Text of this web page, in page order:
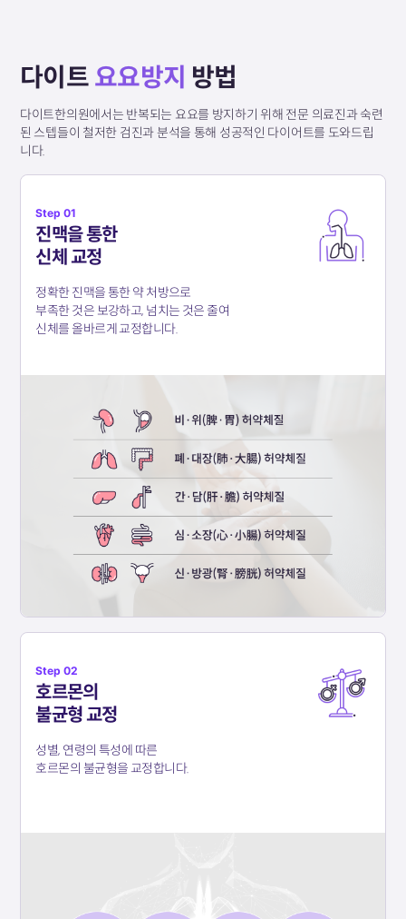
다이트 요요방지 방법
다이트한의원에서는 반복되는 요요를 방지하기 위해 전문 의료진과 숙련
된 스텝들이 철저한 검진과 분석을 통해 성공적인 다이어트를 도와드립
니다.
Step 01
진맥을 통한
신체 교정
정확한 진맥을 통한 약 처방으로
부족한 것은 보강하고, 넘치는 것은 줄여
신체를 올바르게 교정합니다.
Step 02
호르몬의
불균형 교정
성별, 연령의 특성에 따른
호르몬의 불균형을 교정합니다.